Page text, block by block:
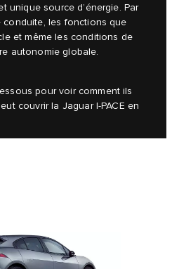
unique source d’énergie. Par
les fonctions que
et même les conditions de
autonomie globale.
pour voir comment ils
couvrir la Jaguar I-PACE en